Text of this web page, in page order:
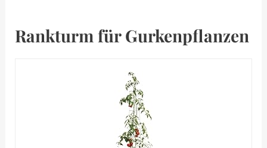
Rankturm für Gurkenpflanzen